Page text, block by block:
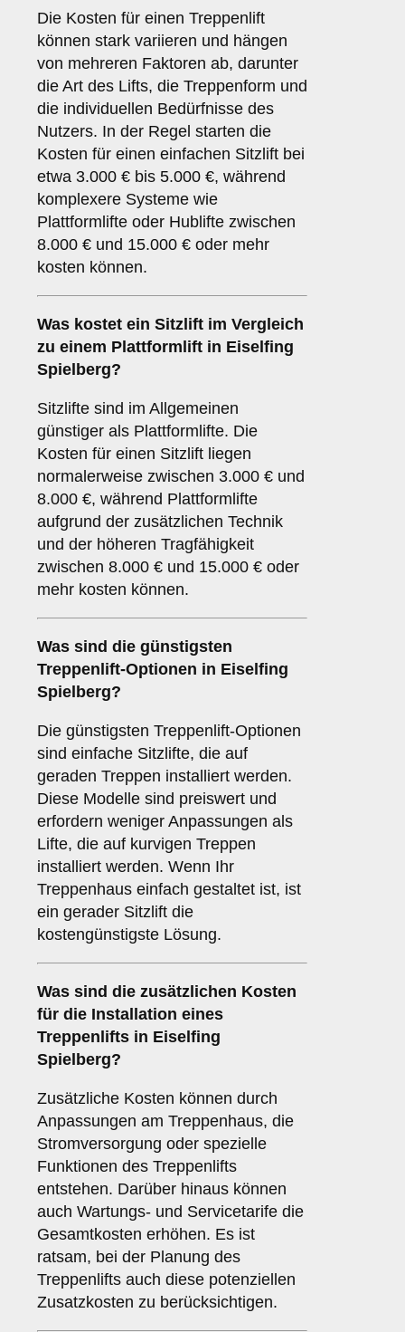
Die Kosten für einen Treppenlift
können stark variieren und hängen
von mehreren Faktoren ab, darunter
die Art des Lifts, die Treppenform und
die individuellen Bedürfnisse des
Nutzers. In der Regel starten die
Kosten für einen einfachen Sitzlift bei
etwa 3.000 € bis 5.000 €, während
komplexere Systeme wie
Plattformlifte oder Hublifte zwischen
8.000 € und 15.000 € oder mehr
kosten können.
Was kostet ein Sitzlift im Vergleich
zu einem Plattformlift in Eiselfing
Spielberg?
Sitzlifte sind im Allgemeinen
günstiger als Plattformlifte. Die
Kosten für einen Sitzlift liegen
normalerweise zwischen 3.000 € und
8.000 €, während Plattformlifte
aufgrund der zusätzlichen Technik
und der höheren Tragfähigkeit
zwischen 8.000 € und 15.000 € oder
mehr kosten können.
Was sind die günstigsten
Treppenlift-Optionen in Eiselfing
Spielberg?
Die günstigsten Treppenlift-Optionen
sind einfache Sitzlifte, die auf
geraden Treppen installiert werden.
Diese Modelle sind preiswert und
erfordern weniger Anpassungen als
Lifte, die auf kurvigen Treppen
installiert werden. Wenn Ihr
Treppenhaus einfach gestaltet ist, ist
ein gerader Sitzlift die
kostengünstigste Lösung.
Was sind die zusätzlichen Kosten
für die Installation eines
Treppenlifts in Eiselfing
Spielberg?
Zusätzliche Kosten können durch
Anpassungen am Treppenhaus, die
Stromversorgung oder spezielle
Funktionen des Treppenlifts
entstehen. Darüber hinaus können
auch Wartungs- und Servicetarife die
Gesamtkosten erhöhen. Es ist
ratsam, bei der Planung des
Treppenlifts auch diese potenziellen
Zusatzkosten zu berücksichtigen.